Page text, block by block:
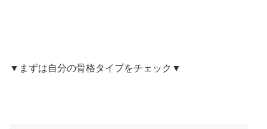
▼まずは自分の骨格タイプをチェック▼